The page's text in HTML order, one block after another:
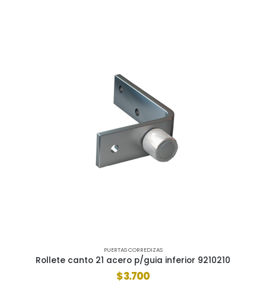
PUERTAS CORREDIZAS
Rollete canto 21 acero p/guia inferior 9210210
$3.700